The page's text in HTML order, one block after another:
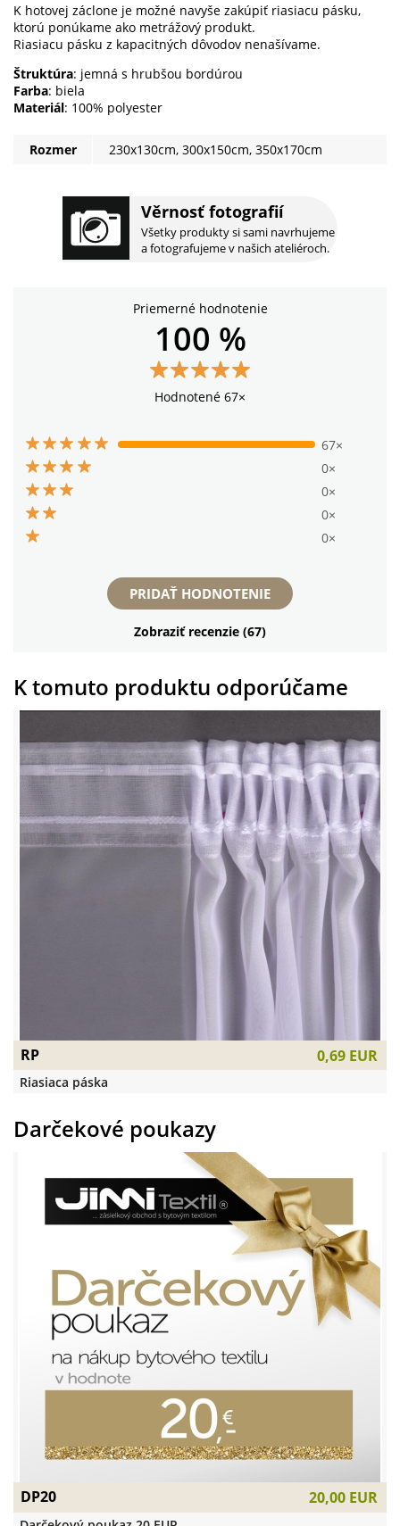
Věrnosť fotografií
Všetky produkty si sami navrhujeme
a fotografujeme v našich ateliéroch.
K hotovej záclone je možné navyše zakúpiť riasiacu pásku,
ktorú ponúkame ako metrážový produkt.
Riasiacu pásku z kapacitných dôvodov nenašívame.
Štruktúra: jemná s hrubšou bordúrou
Farba: biela
Materiál: 100% polyester
Rozmer 230x130cm, 300x150cm, 350x170cm
Priemerné hodnotenie
100 %
Hodnotené 67×
67×
0×
0×
0×
0×
PRIDAŤ HODNOTENIE
Zobraziť recenzie (67)
RP 0,69 EUR
Riasiaca páska
K tomuto produktu odporúčame
DP20 20,00 EUR
Darčekové poukazy